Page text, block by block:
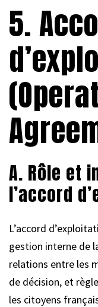
5.
A. Rôle et
l’accord
L’accord
gestion interne de
relations entre les
de décision, et
les citoyens